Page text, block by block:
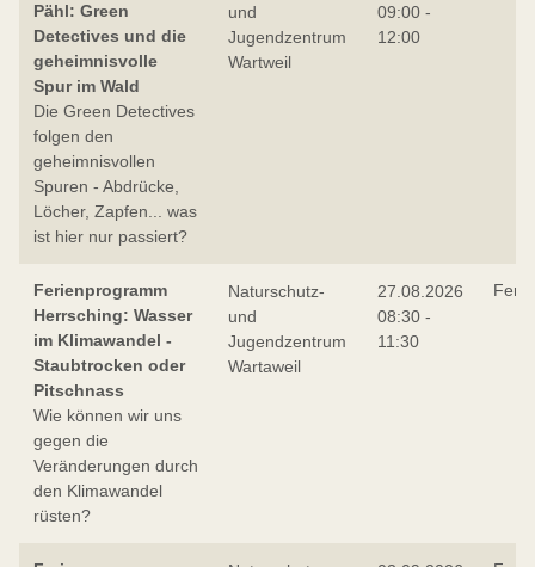
Pähl: Green
Detectives und die
geheimnisvolle
Spur im Wald
Die Green Detectives
folgen den
geheimnisvollen
Spuren - Abdrücke,
Löcher, Zapfen... was
ist hier nur passiert?
und
Jugendzentrum
Wartweil
09:00 -
12:00
Ferienprogramm
Herrsching: Wasser
im Klimawandel -
Staubtrocken oder
Pitschnass
Wie können wir uns
gegen die
Veränderungen durch
den Klimawandel
rüsten?
Naturschutz-
und
Jugendzentrum
Wartaweil
27.08.2026
08:30 -
11:30